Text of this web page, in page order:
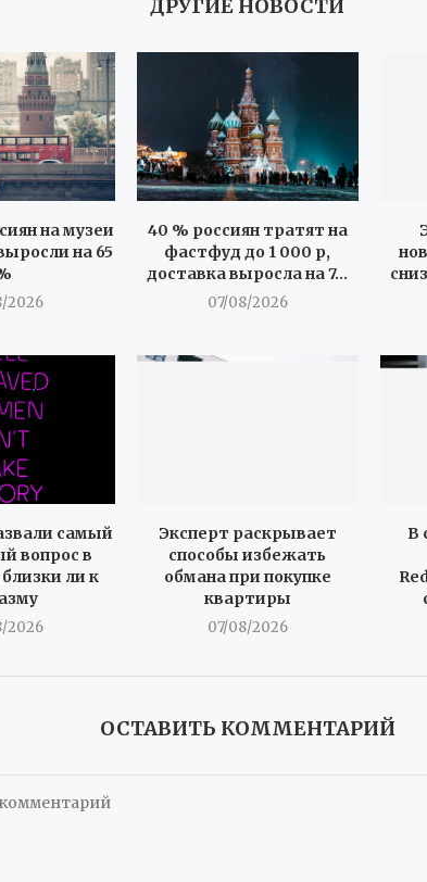
ДРУГИЕ НОВОСТИ
на музеи
на 65
2026
40 % россиян тратят на
фастфуд до 1 000 р,
доставка выросла на 7...
07/08/2026
самый
вопрос в
ли к
2026
Эксперт раскрывает
способы избежать
обмана при покупке
квартиры
07/08/2026
В
ОСТАВИТЬ КОММЕНТАРИЙ